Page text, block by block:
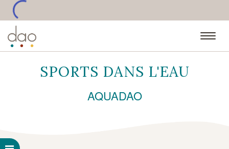
•••
SPORTS DANS L'EAU
AQUADAO